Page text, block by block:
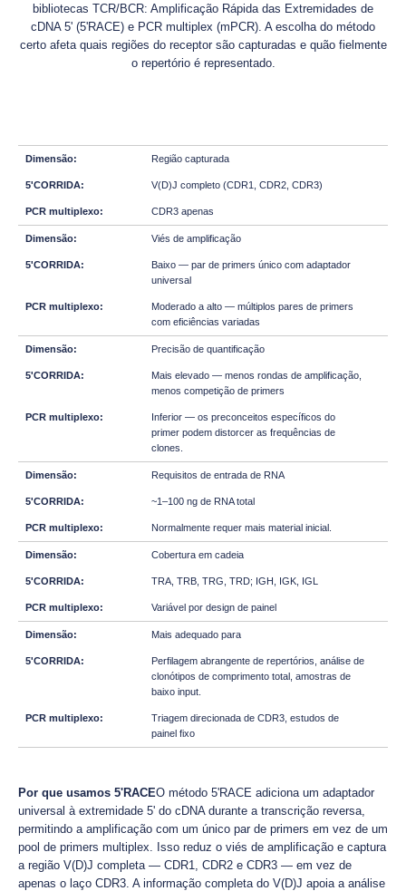
bibliotecas TCR/BCR: Amplificação Rápida das Extremidades de
cDNA 5' (5'RACE) e PCR multiplex (mPCR). A escolha do método
certo afeta quais regiões do receptor são capturadas e quão fielmente
o repertório é representado.
Região capturada
V(D)J completo (CDR1, CDR2, CDR3)
CDR3 apenas
Viés de amplificação
Baixo — par de primers único com adaptador
universal
Moderado a alto — múltiplos pares de primers
com eficiências variadas
Precisão de quantificação
Mais elevado — menos rondas de amplificação,
menos competição de primers
Inferior — os preconceitos específicos do
primer podem distorcer as frequências de
clones.
Requisitos de entrada de RNA
~1–100 ng de RNA total
Normalmente requer mais material inicial.
Cobertura em cadeia
TRA, TRB, TRG, TRD; IGH, IGK, IGL
Variável por design de painel
Mais adequado para
Perfilagem abrangente de repertórios, análise de
clonótipos de comprimento total, amostras de
baixo input.
Triagem direcionada de CDR3, estudos de
painel fixo
Por que usamos 5'RACEO método 5'RACE adiciona um adaptador
universal à extremidade 5' do cDNA durante a transcrição reversa,
permitindo a amplificação com um único par de primers em vez de um
pool de primers multiplex. Isso reduz o viés de amplificação e captura
a região V(D)J completa — CDR1, CDR2 e CDR3 — em vez de
apenas o laço CDR3. A informação completa do V(D)J apoia a análise